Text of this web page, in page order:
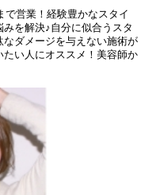
営業！経験豊かなスタイ
を解決♪自分に似合うスタ
ダメージを与えない施術が
い人にオススメ！美容師か